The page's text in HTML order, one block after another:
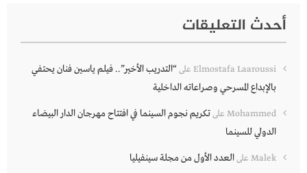
أحدث التعليقات
Elmostafa Laaroussi على“التدريب الأخير”.. فيلم ياسين فنان يحتفي
بالإبداع المسرحي وصراعاته الداخلية
Mohammed علىتكريم نجوم السينما في افتتاح مهرجان الدار البيضاء
الدولي للسينما
Malek علىالعدد الأول من مجلة سينفيليا